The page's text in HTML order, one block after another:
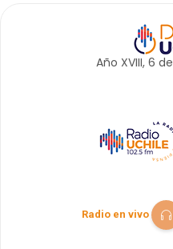
Año XVIII, 6 de
Radio en vivo